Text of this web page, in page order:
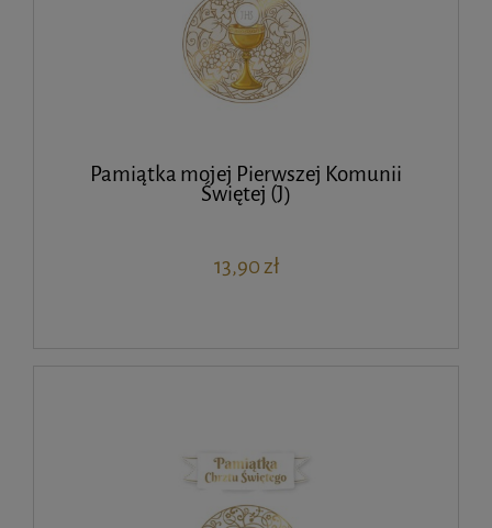
Pamiątka mojej Pierwszej Komunii
Świętej (J)
13,90 zł